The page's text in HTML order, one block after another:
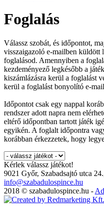
Foglalás
Válassz szobát, és időpontot,
visszaigazoló e-mailben küldött
foglalásod. Amennyiben a
kezdeményező legkésőbb a
kiszámlázásra kerül a foglalást
kerül a foglalást bonyolító e-
Időpontot csak egy nappal
rendszer adott napra nem
eltérő időpontban tartott játék
egyikén. A foglalt időpontra
korábban érkezzetek, hogy
Kérlek válassz játékot!
9021 Győr, Szabadsajtó utca
info@szabadulospince.hu
2018 © szabadulospince.hu -